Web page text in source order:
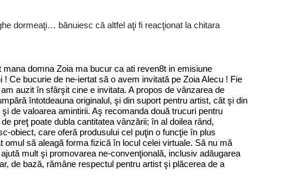
dormeaţi… bănuiesc că altfel aţi fi reacţionat la chitara
domna Zoia ma bucur ca ati reven8t in emisiune
! Ce bucurie de ne-iertat să o avem invitată pe Zoia Alecu ! Fie
auzit în sfârşit cine e invitata. A propos de vânzarea de
întotdeauna originalul, şi din suport pentru artist, cât şi din
de valoarea amintirii. Aş recomanda două trucuri pentru
preţ poate dubla cantitatea vânzării; în al doilea rând,
obiect, care oferă produsului cel puţin o funcţie în plus
să aleagă forma fizică în locul celei virtuale. Să nu mă
mult şi promovarea ne-convenţională, inclusiv adăugarea
de bază, rămâne respectul pentru artist şi plăcerea de a